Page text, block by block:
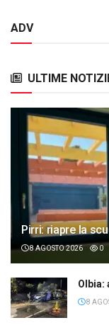
ADV
ULTIME
Pirri: riapre la
8 AGOSTO 2026 0
Olbia:
8